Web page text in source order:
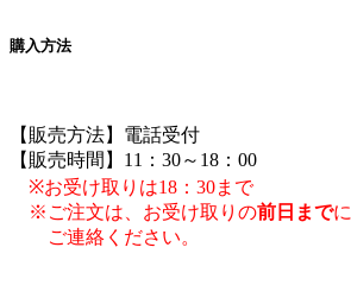
購入方法
【販売方法】電話受付
【販売時間】11：30～18：00
※お受け取りは18：30まで
※ご注文は、お受け取りの前日までに
ご連絡ください。